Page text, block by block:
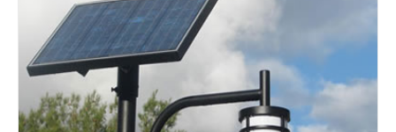
Opširnije